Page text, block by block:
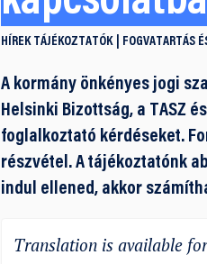
HÍREK TÁJÉKOZTATÓK FOGVATARTÁS
A kormány önkényes jogi
Helsinki Bizottság, a TASZ
foglalkoztató kérdéseket.
részvétel. A tájékoztatónk
indul ellened, akkor
Translation is available